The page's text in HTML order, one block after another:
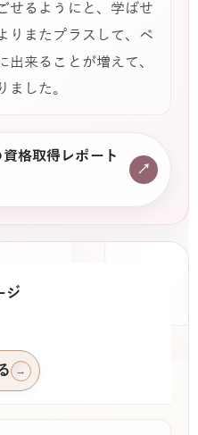
せるようにと、学ばせ
りまたプラスして、ベ
出来ることが増えて、
ました。
格取得レポート
↗
ジ
→